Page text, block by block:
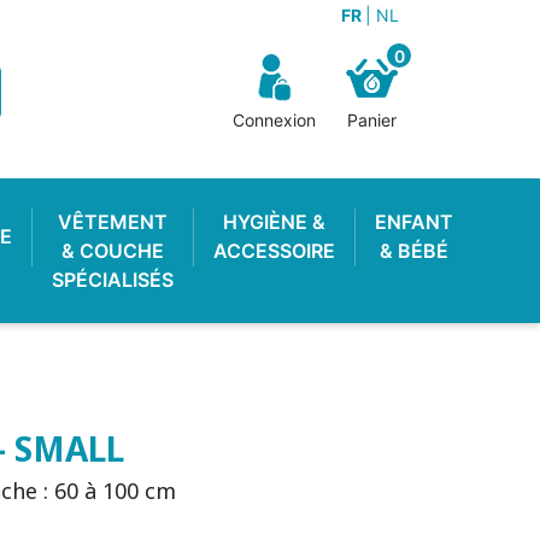
FR NL
Connexion
0
Panier
VÊTEMENT
& COUCHE
SPÉCIALISÉS
HYGIÈNE &
ACCESSOIRE
ENFANT
& BÉBÉ
: 60 à 100 cm